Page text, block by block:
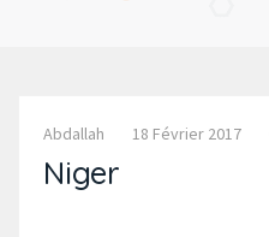
Abdallah 18 Février 2017
Niger